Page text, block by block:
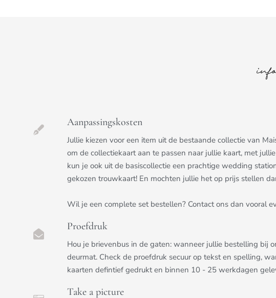
Aanpassingskosten
Jullie kiezen voor een item uit de bestaande collectie van
om de collectiekaart aan te passen naar jullie kaart, met
kun je ook uit de basiscollectie een prachtige wedding
gekozen trouwkaart! En mochten jullie het op prijs stellen
Wil je een complete set bestellen? Contact ons dan vooral
Proefdruk
Hou je brievenbus in de gaten: wanneer jullie bestelling bij
deurmat. Check de proefdruk secuur op tekst en spelling,
kaarten defintief gedrukt en binnen 10 - 25 werkdagen
Take a picture